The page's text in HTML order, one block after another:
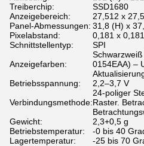
Treiberchip:
SSD1680
Anzeigebereich:
27,512 x
Panel-Abmessungen: 31,8 (H) x
Pixelabstand:
0,181 x 0,181
Schnittstellentyp:
SPI
Anzeigefarben:
0154EAA) –
Betriebsspannung:
2,2–3,7 V
Verbindungsmethode:
24-poliger
Raster.
Gewicht:
2,3+0,5 g
Betriebstemperatur:
-0 bis 40
Lagertemperatur:
-25 bis 70